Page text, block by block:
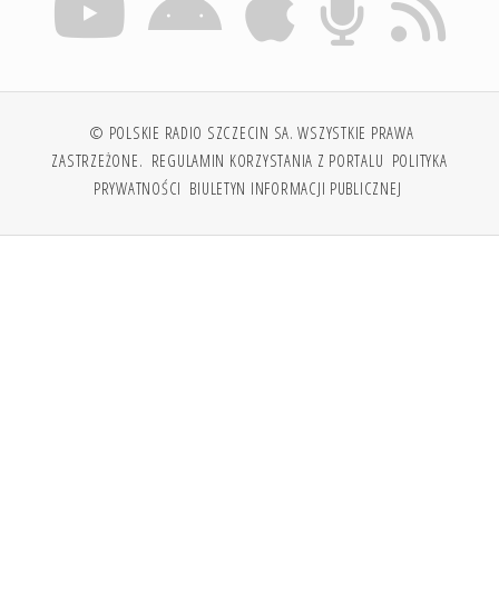
© POLSKIE RADIO SZCZECIN SA. WSZYSTKIE PRAWA
ZASTRZEŻONE. REGULAMIN KORZYSTANIA Z PORTALU POLITYKA
PRYWATNOŚCI BIULETYN INFORMACJI PUBLICZNEJ